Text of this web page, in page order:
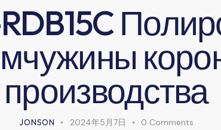
производства
JONSON 2024年5月7日 0 Comments